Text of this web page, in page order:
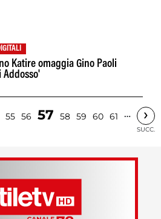
Katire omaggia Gino Paoli
55 56 57 58 59 60 61 … ›
SUCC.